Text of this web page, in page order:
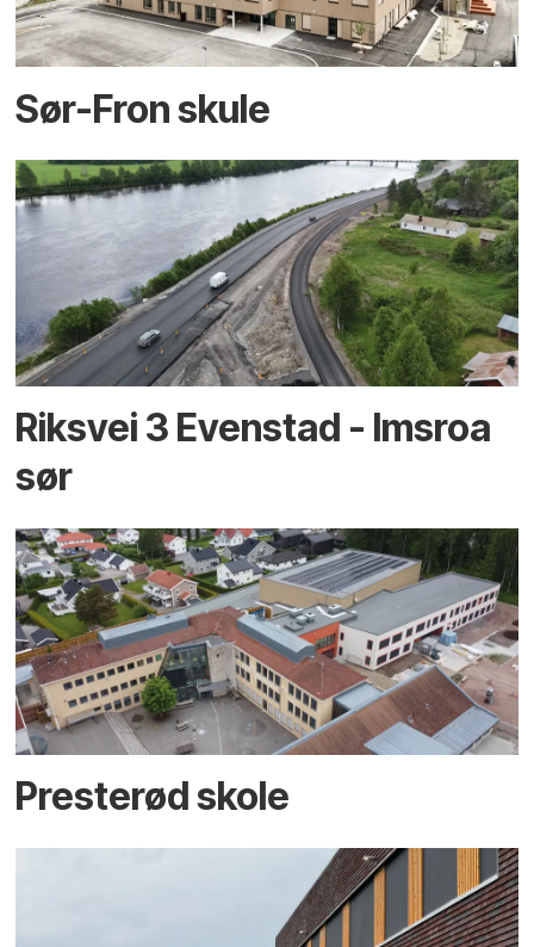
Sør-Fron skule
Riksvei 3 Evenstad - Imsroa
sør
Presterød skole